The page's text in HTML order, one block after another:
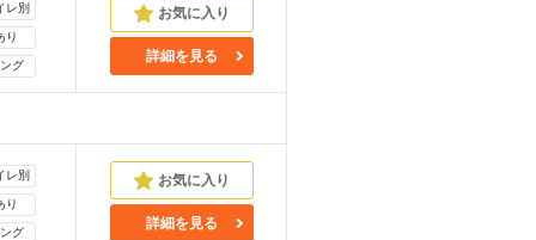
レ別
り
グ
詳細を見る
レ別
り
グ
詳細を見る